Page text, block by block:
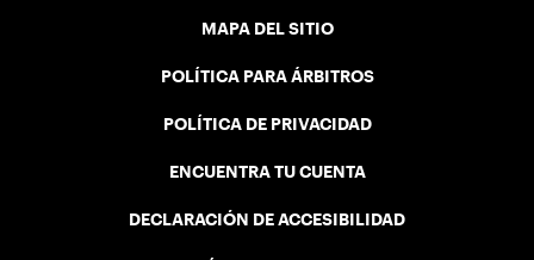
MAPA DEL SITIO
POLÍTICA PARA ÁRBITROS
POLÍTICA DE PRIVACIDAD
ENCUENTRA TU CUENTA
DECLARACIÓN DE ACCESIBILIDAD